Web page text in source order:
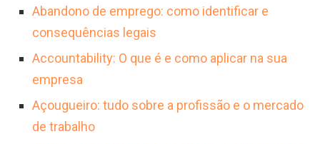
Abandono de emprego: como identificar e
consequências legais
Accountability: O que é e como aplicar na sua
empresa
Açougueiro: tudo sobre a profissão e o mercado
de trabalho